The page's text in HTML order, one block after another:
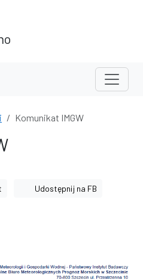
Komunikat IMGW
Udostępnij na FB